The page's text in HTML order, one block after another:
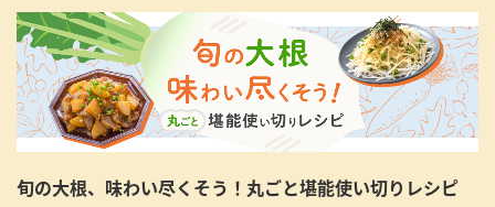
旬の大根、味わい尽くそう！丸ごと堪能使い切りレシピ